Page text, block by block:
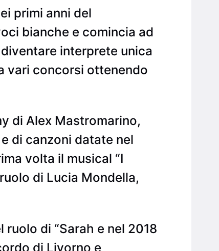
primi anni del
bianche e comincia ad
interprete unica
vari concorsi ottenendo
di Alex Mastromarino,
di canzoni datate nel
volta il musical “I
di Lucia Mondella,
di “Sarah e nel 2018
di Livorno e